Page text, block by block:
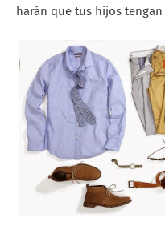
harán que tus hijos